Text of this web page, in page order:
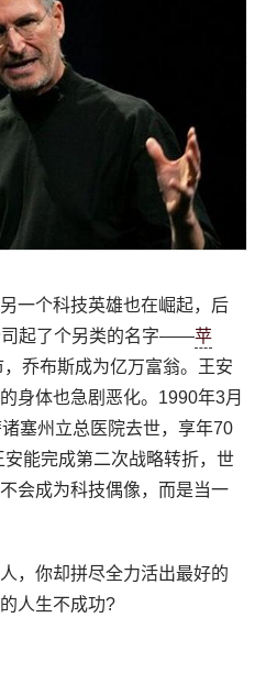
一个科技英雄也在崛起，后
司起了个另类的名字——苹
乔布斯成为亿万富翁。王安
身体也急剧恶化。1990年3月
塞州立总医院去世，享年70
能完成第二次战略转折，世
会成为科技偶像，而是当一
，你却拼尽全力活出最好的
人生不成功?